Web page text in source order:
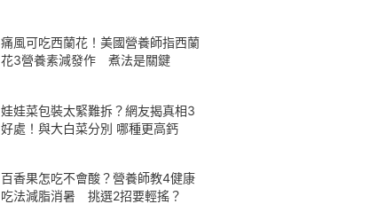
痛風可吃西蘭花！美國營養師指西蘭
花3營養素減發作 煮法是關鍵
娃娃菜包裝太緊難拆？網友揭真相3
好處！與大白菜分別 哪種更高鈣
百香果怎吃不會酸？營養師教4健康
吃法減脂消暑 挑選2招要輕搖？